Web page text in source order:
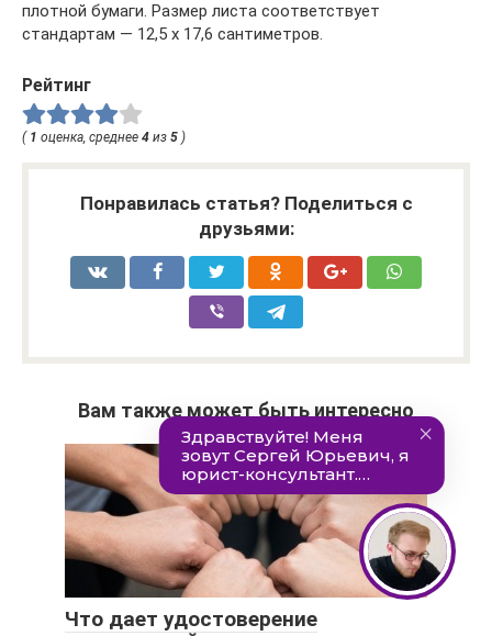
плотной бумаги. Размер листа соответствует
стандартам — 12,5 х 17,6 сантиметров.
Рейтинг
( 1 оценка, среднее 4 из 5 )
Понравилась статья? Поделиться с
друзьями:
Вам также может быть интересно
Что дает удостоверение